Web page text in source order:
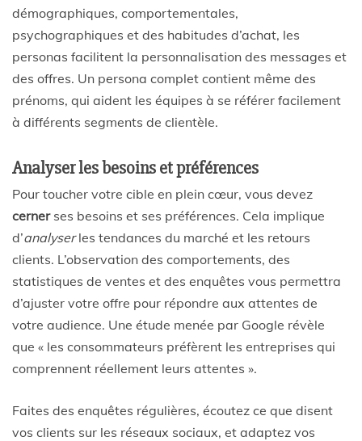
démographiques, comportementales,
psychographiques et des habitudes d’achat, les
personas facilitent la personnalisation des messages et
des offres. Un persona complet contient même des
prénoms, qui aident les équipes à se référer facilement
à différents segments de clientèle.
Analyser les besoins et préférences
Pour toucher votre cible en plein cœur, vous devez
cernerses besoins et ses préférences. Cela implique
d’analyserles tendances du marché et les retours
clients. L’observation des comportements, des
statistiques de ventes et des enquêtes vous permettra
d’ajuster votre offre pour répondre aux attentes de
votre audience. Une étude menée par Google révèle
que « les consommateurs préfèrent les entreprises qui
comprennent réellement leurs attentes ».
Faites des enquêtes régulières, écoutez ce que disent
vos clients sur les réseaux sociaux, et adaptez vos